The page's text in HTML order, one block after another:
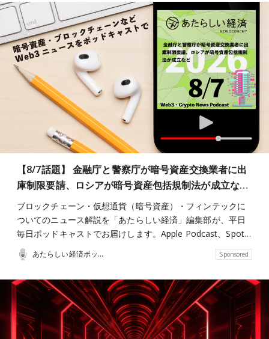
【8/7話題】 金融庁と警察庁が暗号資産交換業者に出
庫制限要請、ロシアが暗号資産包括規制法が成立な…
ブロックチェーン・仮想通貨（暗号資産）・フィンテックに
ついてのニュース解説を「あたらしい経済」編集部が、平日
毎日ポッドキャストでお届けします。Apple Podcast、Spot…
あたらしい経済ポッドキャスト Sponsored